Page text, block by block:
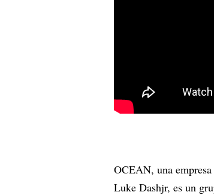
OCEAN, una
Luke Dashjr, es un